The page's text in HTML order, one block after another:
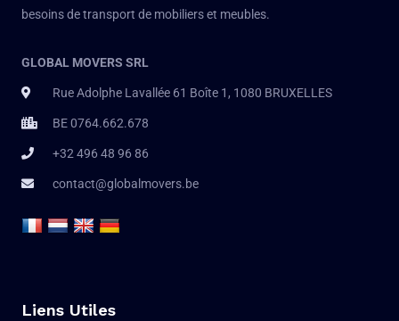
besoins de transport de mobiliers et meubles.
GLOBAL MOVERS SRL
Rue Adolphe Lavallée 61 Boîte 1, 1080 BRUXELLES
BE 0764.662.678
+32 496 48 96 86
contact@globalmovers.be
Liens Utiles